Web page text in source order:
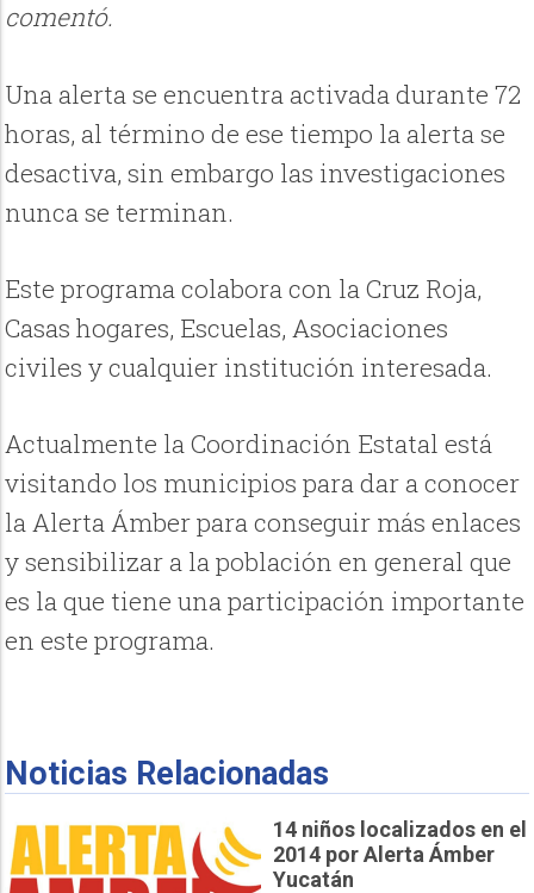
comentó.
Una alerta se encuentra activada durante 72
horas, al término de ese tiempo la alerta se
desactiva, sin embargo las investigaciones
nunca se terminan.
Este programa colabora con la Cruz Roja,
Casas hogares, Escuelas, Asociaciones
civiles y cualquier institución interesada.
Actualmente la Coordinación Estatal está
visitando los municipios para dar a conocer
la Alerta Ámber para conseguir más enlaces
y sensibilizar a la población en general que
es la que tiene una participación importante
en este programa.
Noticias Relacionadas
14 niños localizados en el
2014 por Alerta Ámber
Yucatán